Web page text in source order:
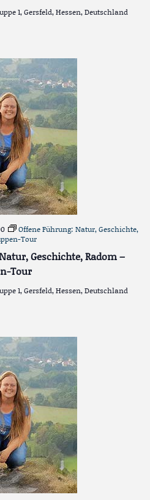
1, Gersfeld, Hessen, Deutschland
Geschichte, Radom –
Tour
Offene Führung: Natur, Geschichte,
Tour
1, Gersfeld, Hessen, Deutschland